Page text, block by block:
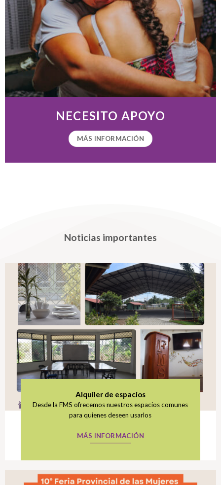
NECESITO APOYO
MÁS INFORMACIÓN
Noticias importantes
Alquiler de espacios
Desde la FMS ofrecemos nuestros espacios comunes
para quienes deseen usarlos
MÁS INFORMACIÓN